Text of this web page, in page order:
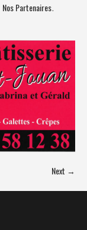
Nos Partenaires.
Next →